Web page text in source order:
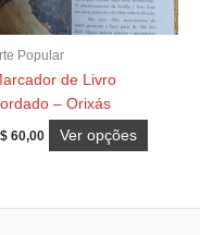
na
Popular
de Livro
– Orixás
60,00 Ver opções
várias